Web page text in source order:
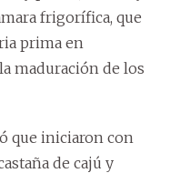
frigorífica, que
prima en
maduración de los
que iniciaron con
de cajú y